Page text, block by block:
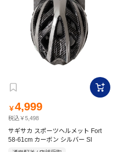
￥4,999
税込￥5,498
サギサカ スポーツヘルメット Fort
58-61cm カーボン シルバー SI